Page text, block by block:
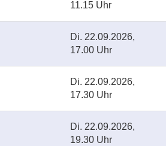
11.15 Uhr
Di. 22.09.2026,
17.00 Uhr
Di. 22.09.2026,
17.30 Uhr
Di. 22.09.2026,
19.30 Uhr